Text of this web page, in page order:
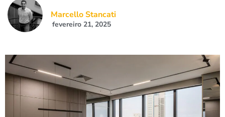
Marcello Stancati
fevereiro 21, 2025